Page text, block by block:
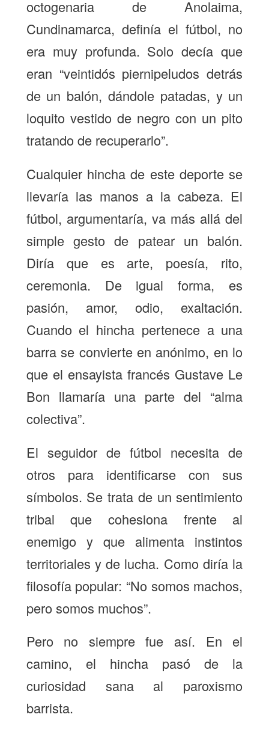
octogenaria de Anolaima,
Cundinamarca, definía el fútbol, no
era muy profunda. Solo decía que
eran “veintidós piernipeludos detrás
de un balón, dándole patadas, y un
loquito vestido de negro con un pito
tratando de recuperarlo”.
Cualquier hincha de este deporte se
llevaría las manos a la cabeza. El
fútbol, argumentaría, va más allá del
simple gesto de patear un balón.
Diría que es arte, poesía, rito,
ceremonia. De igual forma, es
pasión, amor, odio, exaltación.
Cuando el hincha pertenece a una
barra se convierte en anónimo, en lo
que el ensayista francés Gustave Le
Bon llamaría una parte del “alma
colectiva”.
El seguidor de fútbol necesita de
otros para identificarse con sus
símbolos. Se trata de un sentimiento
tribal que cohesiona frente al
enemigo y que alimenta instintos
territoriales y de lucha. Como diría la
filosofía popular: “No somos machos,
pero somos muchos”.
Pero no siempre fue así. En el
camino, el hincha pasó de la
curiosidad sana al paroxismo
barrista.